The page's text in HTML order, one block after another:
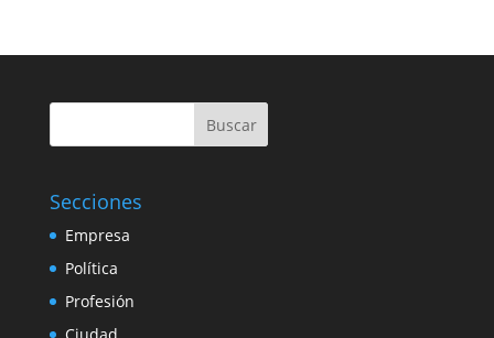
Buscar
Secciones
Empresa
Política
Profesión